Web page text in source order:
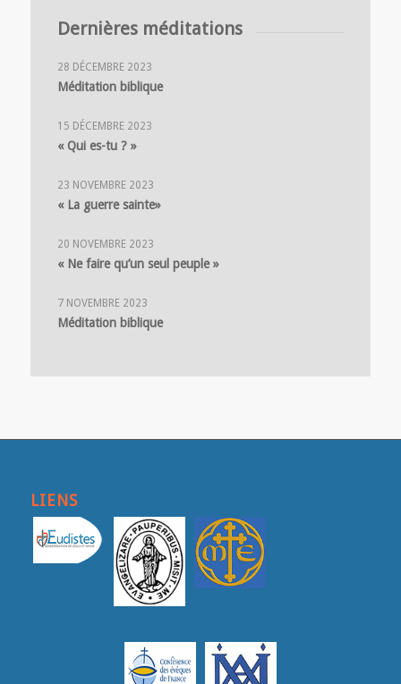
Dernières méditations
28 DÉCEMBRE 2023
Méditation biblique
15 DÉCEMBRE 2023
« Qui es-tu ? »
23 NOVEMBRE 2023
« La guerre sainte»
20 NOVEMBRE 2023
« Ne faire qu’un seul peuple »
7 NOVEMBRE 2023
Méditation biblique
LIENS